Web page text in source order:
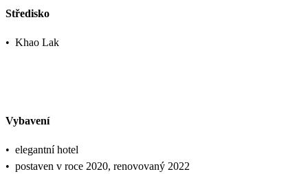
Středisko
• Khao Lak
Vybavení
• elegantní hotel
• postaven v roce 2020, renovovaný 2022